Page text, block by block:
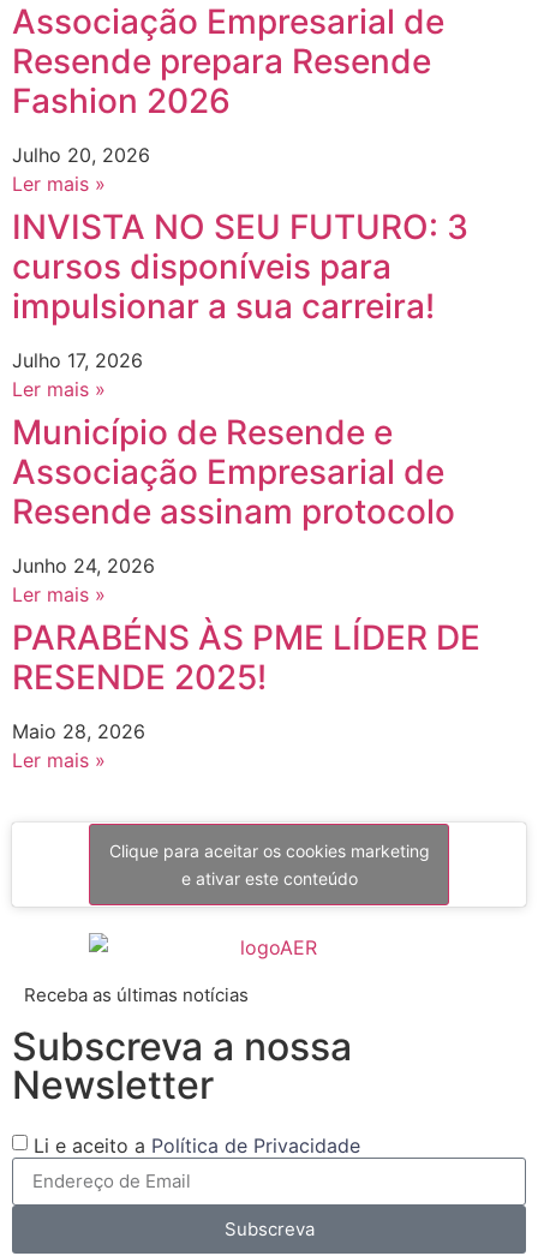
Associação Empresarial de
Resende prepara Resende
Fashion 2026
Julho 20, 2026
Ler mais »
INVISTA NO SEU FUTURO: 3
cursos disponíveis para
impulsionar a sua carreira!
Julho 17, 2026
Ler mais »
Município de Resende e
Associação Empresarial de
Resende assinam protocolo
Junho 24, 2026
Ler mais »
PARABÉNS ÀS PME LÍDER DE
RESENDE 2025!
Maio 28, 2026
Ler mais »
Clique para aceitar os cookies marketing
e ativar este conteúdo
Receba as últimas notícias
Subscreva a nossa
Newsletter
Li e aceito a Política de Privacidade
Subscreva